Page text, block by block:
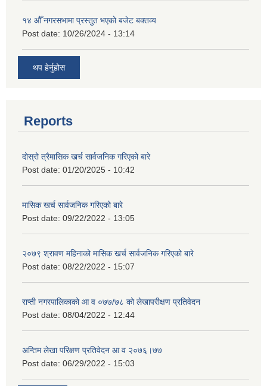
१४ औँ नगरसभामा प्रस्तुत भएको बजेट बक्तव्य
Post date: 10/26/2024 - 13:14
थप हेर्नुहोस
Reports
दोस्रो त्रैमासिक खर्च सार्वजनिक गरिएको बारे
Post date: 01/20/2025 - 10:42
मासिक खर्च सार्वजनिक गरिएको बारे
Post date: 09/22/2022 - 13:05
२०७९ श्रावण महिनाको मासिक खर्च सार्वजनिक गरिएको बारे
Post date: 08/22/2022 - 15:07
राप्ती नगरपालिकाको आ व ०७७/७८ को लेखापरीक्षण प्रतिवेदन
Post date: 08/04/2022 - 12:44
अन्तिम लेखा परिक्षण प्रतिवेदन आ व २०७६।७७
Post date: 06/29/2022 - 15:03